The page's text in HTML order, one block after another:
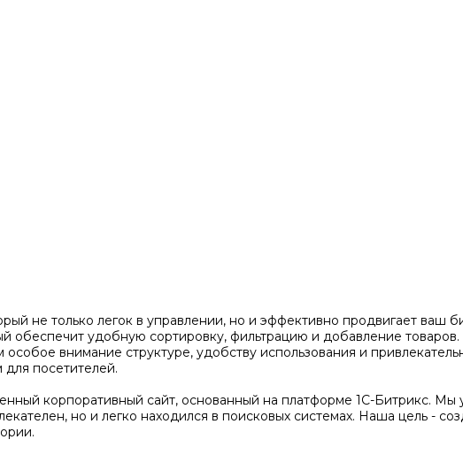
не только легок в управлении, но и эффективно продвигает ваш
обеспечит удобную сортировку, фильтрацию и добавление
внимание структуре, удобству использования и
посетителей.
корпоративный сайт, основанный на платформе 1С-Битрикс. Мы
но и легко находился в поисковых системах. Наша цель -